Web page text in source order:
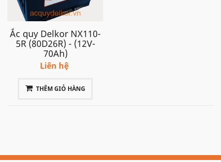
Ắc quy Delkor NX110-
5R (80D26R) - (12V-
70Ah)
Liên hệ
THÊM GIỎ HÀNG